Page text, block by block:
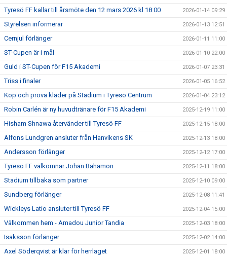
Tyresö FF kallar till årsmöte den 12 mars 2026 kl 18:00 2026-01-14 09:29
Styrelsen informerar 2026-01-13 12:51
Cernjul förlänger 2026-01-11 11:00
ST-Cupen är i mål 2026-01-10 22:00
Guld i ST-Cupen för F15 Akademi 2026-01-07 23:31
Triss i finaler 2026-01-05 16:52
Köp och prova kläder på Stadium i Tyresö Centrum 2026-01-04 23:12
Robin Carlén är ny huvudtränare för F15 Akademi 2025-12-19 11:00
Hisham Shnawa återvänder till Tyresö FF 2025-12-15 18:00
Alfons Lundgren ansluter från Hanvikens SK 2025-12-13 18:00
Andersson förlänger 2025-12-12 17:00
Tyresö FF välkomnar Johan Bahamon 2025-12-11 18:00
Stadium tillbaka som partner 2025-12-10 09:00
Sundberg förlänger 2025-12-08 11:41
Wickleys Latio ansluter till Tyresö FF 2025-12-04 15:00
Välkommen hem - Amadou Junior Tandia 2025-12-03 18:00
Isaksson förlänger 2025-12-02 14:00
Axel Söderqvist är klar för herrlaget 2025-12-01 18:00